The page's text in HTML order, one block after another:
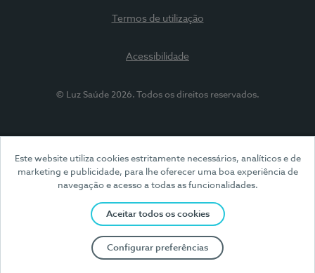
Este website utiliza cookies estritamente necessários, analíticos e de
marketing e publicidade, para lhe oferecer uma boa experiência de
navegação e acesso a todas as funcionalidades.
Aceitar todos os cookies
Configurar preferências
Termos de utilização
Acessibilidade
© Luz Saúde 2026. Todos os direitos reservados.